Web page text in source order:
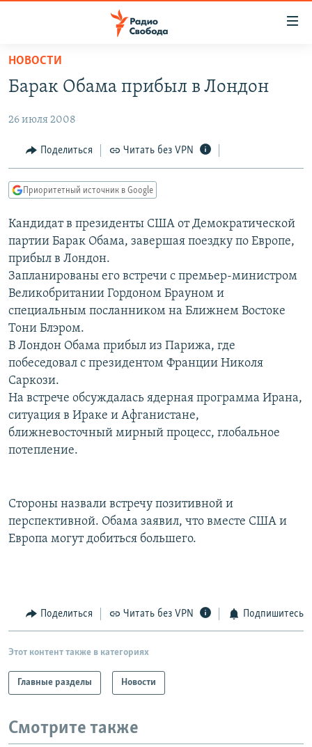
упрощенного
доступа
содержанию
Вернутся
навигации
Вернутся
поиску
ПРОГРАММЫ
ПОДКАСТЫ
АВТОРСКИЕ ПРОЕКТЫ
ЦИТАТЫ СВОБОДЫ
КУЛЬТУРА
IDEL.РЕАЛИИ
КАВКАЗ.РЕАЛИИ
СЕВЕР.РЕАЛИИ
СИБИРЬ.РЕАЛИИ
РАСПИСАНИЕ ВЕЩАНИЯ
ПОДПИШИТЕСЬ НА РАССЫЛКУ
СОЦИАЛЬНЫЕ СЕТИ
НОВОСТИ
Барак Обама прибыл в Лондон
26 июля 2008
Поделиться Читать без VPN
Приоритетный источник в Google
Кандидат в президенты США от Демократической
партии Барак Обама, завершая поездку по Европе,
прибыл в Лондон.
Запланированы его встречи с премьер-министром
Великобритании Гордоном Брауном и
специальным посланником на Ближнем Востоке
Тони Блэром.
В Лондон Обама прибыл из Парижа, где
побеседовал с президентом Франции Николя
Саркози.
На встрече обсуждалась ядерная программа Ирана,
ситуация в Ираке и Афганистане,
ближневосточный мирный процесс, глобальное
потепление.
Стороны назвали встречу позитивной и
перспективной. Обама заявил, что вместе США и
Европа могут добиться большего.
Поделиться Читать без VPN Подпишитесь
Этот контент также в категориях
Главные разделы Новости
Смотрите также